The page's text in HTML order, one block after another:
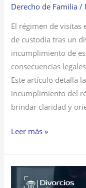
Derecho de Familia /
El régimen de visitas
de custodia tras un
incumplimiento de
consecuencias
Este artículo detalla
incumplimiento del
brindar claridad y
Leer más »
Mediación